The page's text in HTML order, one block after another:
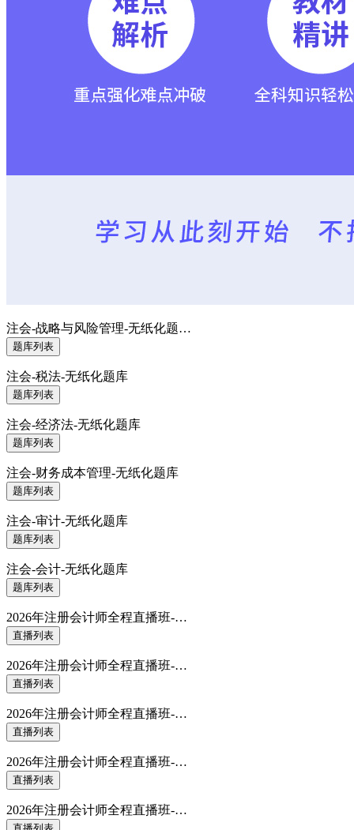
注会-战略与风险管理-无纸化题…
题库列表
注会-税法-无纸化题库
题库列表
注会-经济法-无纸化题库
题库列表
注会-财务成本管理-无纸化题库
题库列表
注会-审计-无纸化题库
题库列表
注会-会计-无纸化题库
题库列表
2026年注册会计师全程直播班-…
直播列表
2026年注册会计师全程直播班-…
直播列表
2026年注册会计师全程直播班-…
直播列表
2026年注册会计师全程直播班-…
直播列表
2026年注册会计师全程直播班-…